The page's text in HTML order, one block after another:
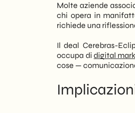
Molte aziende
chi opera in
richiede una
Il deal Cerebras-
occupa didigital
cose —